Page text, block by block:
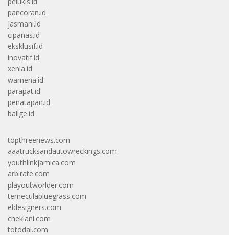
pancoran.id
jasmani.id
cipanas.id
eksklusif.id
inovatif.id
xenia.id
wamena.id
parapat.id
penatapan.id
balige.id
topthreenews.com
aaatrucksandautowreckings.com
youthlinkjamica.com
arbirate.com
playoutworlder.com
temeculabluegrass.com
eldesigners.com
cheklani.com
totodal.com